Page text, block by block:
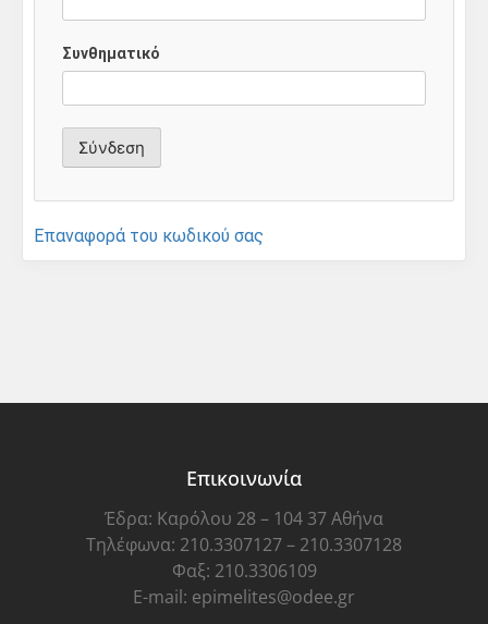
Συνθηματικό
Επαναφορά του κωδικού σας
Επικοινωνία
Έδρα: Καρόλου 28 – 104 37 Αθήνα
Τηλέφωνα: 210.3307127 – 210.3307128
Φαξ: 210.3306109
E-mail: epimelites@odee.gr